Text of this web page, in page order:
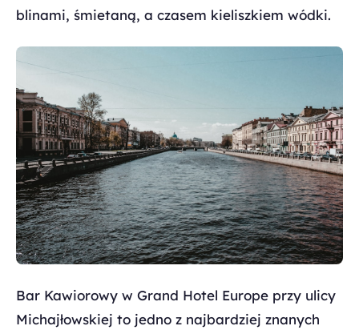
blinami, śmietaną, a czasem kieliszkiem wódki.
Bar Kawiorowy w Grand Hotel Europe przy ulicy
Michajłowskiej to jedno z najbardziej znanych